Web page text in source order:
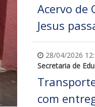
Acervo de
Jesus
28/04/2026
Secretaria de
com